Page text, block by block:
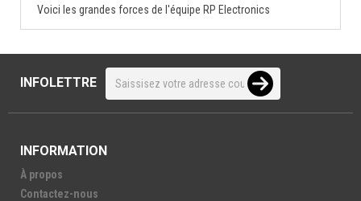
Voici les grandes forces de l'équipe RP Electronics
INFOLETTRE
INFORMATION
À propos
Contactez-nous